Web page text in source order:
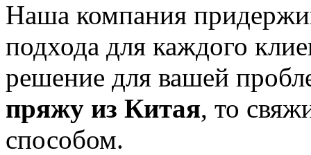
Наша компания
подхода для каждого
решение для вашей
пряжу из Китая, то
способом.